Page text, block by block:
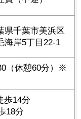
県千葉市美浜区
海岸5丁目22-1
（休憩60分）※
歩14分
18分